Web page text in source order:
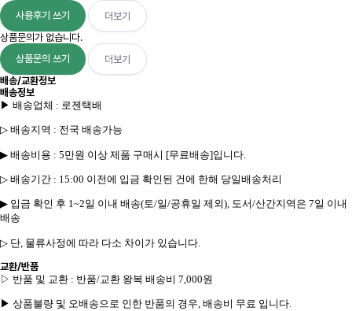
사용후기 쓰기
더보기
상품문의가 없습니다.
상품문의 쓰기
더보기
배송/교환정보
배송정보
▶ 배송업체 : 로젠 택배
▷ 배송지역 : 전국 배송가능
▶ 배송비용 : 5만원 이상 제품 구매시 [무료배송]입니다
▷ 배송기간 : 15:00 이전에 입금 확인된 건에 한해 당일배송처리
▶ 입금 확인 후 1~2일 이내 배송(토/일/공휴일 제외), 도서/산간지역은 7일 이내
배송
▷ 단 물류사정에 따라 다소 차이가 있습니다
교환/반품
▷ 반품 및 교환 : 반품/교환 왕복 배송비 7,000원
▶ 상품불량 및 오배송으로 인한 반품의 경우, 배송비 무료 입니다.